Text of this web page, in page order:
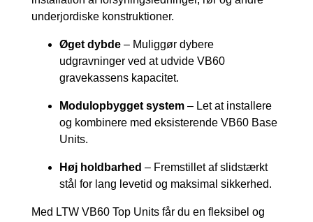
underjordiske konstruktioner.
Øget dybde – Muliggør dybere
udgravninger ved at udvide VB60
gravekassens kapacitet.
Modulopbygget system – Let at installere
og kombinere med eksisterende VB60 Base
Units.
Høj holdbarhed – Fremstillet af slidstærkt
stål for lang levetid og maksimal sikkerhed.
Med LTW VB60 Top Units får du en fleksibel og